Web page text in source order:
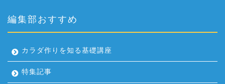
編集部おすすめ
カラダ作りを知る基礎講座
特集記事